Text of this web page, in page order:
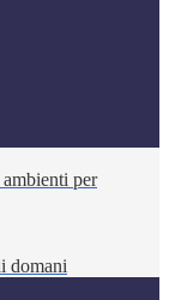
per
domani